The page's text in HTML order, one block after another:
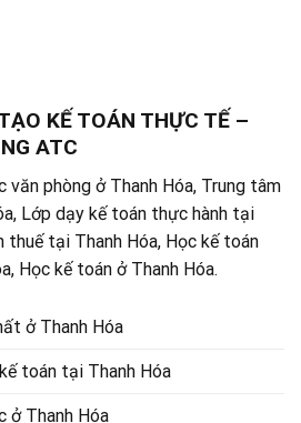
KẾ TOÁN THỰC TẾ –
ATC
phòng ở Thanh Hóa, Trung tâm
Lớp dạy kế toán thực hành tại
thuế tại Thanh Hóa, Học kế toán
Học kế toán ở Thanh Hóa.
ở Thanh Hóa
toán tại Thanh Hóa
ở Thanh Hóa